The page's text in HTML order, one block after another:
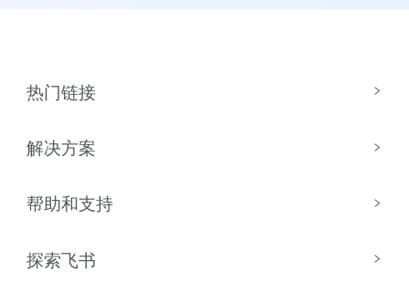
热门链接
解决方案
帮助和支持
探索飞书